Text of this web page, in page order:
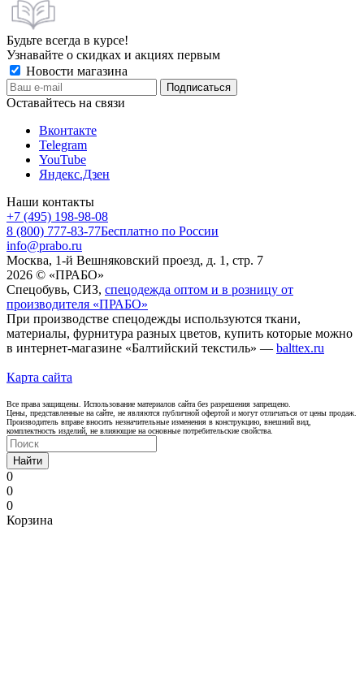
Будьте всегда в курсе!
Узнавайте о скидках и акциях первым
Новости магазина
Оставайтесь на связи
Вконтакте
Telegram
YouTube
Яндекс.Дзен
Наши контакты
+7 (495) 198-98-08
8 (800) 777-83-77Бесплатно по России
info@prabo.ru
Москва, 1-й Вешняковский проезд, д. 1, стр. 7
2026 © «ПРАБО»
Спецобувь, СИЗ, спецодежда оптом и в розницу от
производителя «ПРАБО»
При производстве спецодежды используются ткани,
материалы, фурнитура разных цветов, купить которые можно
в интернет-магазине «Балтийский текстиль» — balttex.ru
Карта сайта
Все права защищены. Использование материалов сайта без разрешения запрещено.
Цены, представленные на сайте, не являются публичной офертой и могут отличаться от цены продаж.
Производитель вправе вносить незначительные изменения в конструкцию, внешний вид,
комплектность изделий, не влияющие на основные потребительские свойства.
Найти
0
0
0
Корзина